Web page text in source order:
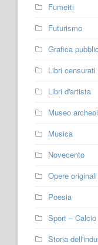
Fumetti
Futurismo
Grafica
Libri
Libri d'artista
Museo
Musica
Novecento
Opere originali
Poesia
Sport – Calcio
Storia